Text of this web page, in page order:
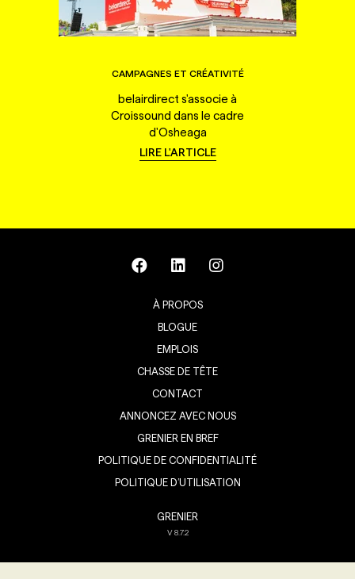
CAMPAGNES ET CRÉATIVITÉ
belairdirect s'associe à
Croissound dans le cadre
d'Osheaga
LIRE L'ARTICLE
À PROPOS
BLOGUE
EMPLOIS
CHASSE DE TÊTE
CONTACT
ANNONCEZ AVEC NOUS
GRENIER EN BREF
POLITIQUE DE CONFIDENTIALITÉ
POLITIQUE D’UTILISATION
GRENIER
V8.7.2